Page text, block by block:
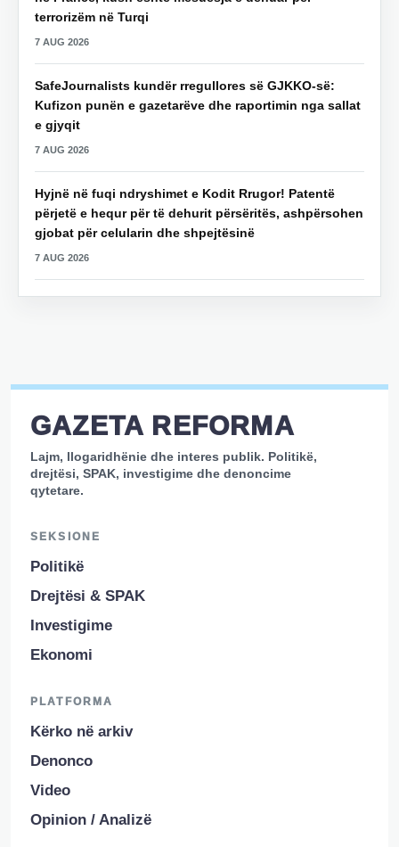
terrorizëm në Turqi
7 AUG 2026
SafeJournalists kundër rregullores së GJKKO-së:
Kufizon punën e gazetarëve dhe raportimin nga sallat
e gjyqit
7 AUG 2026
Hyjnë në fuqi ndryshimet e Kodit Rrugor! Patentë
përjetë e hequr për të dehurit përsëritës, ashpërsohen
gjobat për celularin dhe shpejtësinë
7 AUG 2026
GAZETA REFORMA
Lajm, llogaridhënie dhe interes publik. Politikë,
drejtësi, SPAK, investigime dhe denoncime
qytetare.
SEKSIONE
Politikë
Drejtësi & SPAK
Investigime
Ekonomi
PLATFORMA
Kërko në arkiv
Denonco
Video
Opinion / Analizë